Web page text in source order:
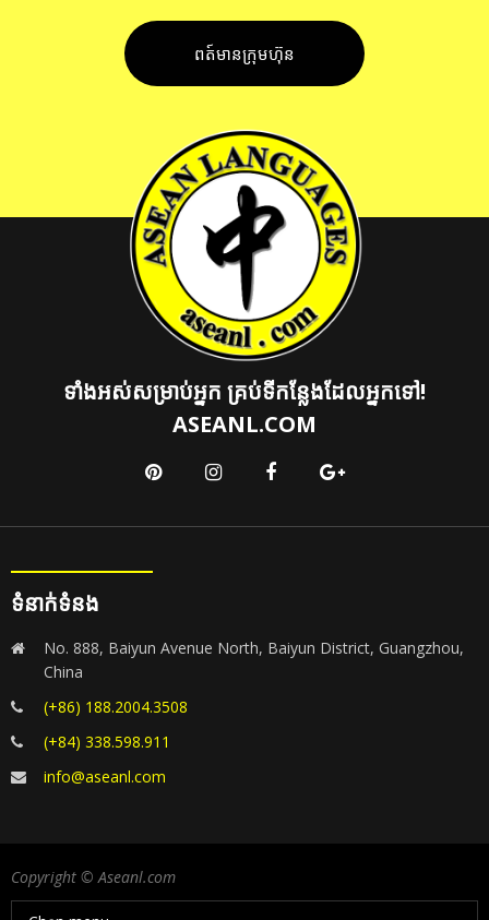
ព​ត៍​មាន​ក្រុមហ៊ុន
ទាំងអស់សម្រាប់អ្នក គ្រប់ទីកន្លែងដែលអ្នកទៅ!
ASEANL.COM
ទំនាក់ទំនង
No. 888, Baiyun Avenue North, Baiyun District, Guangzhou,
China
(+86) 188.2004.3508
(+84) 338.598.911
info@aseanl.com
Copyright © Aseanl.com